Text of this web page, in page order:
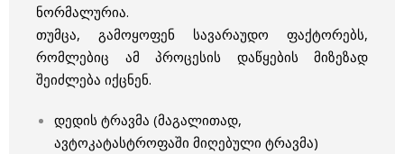
ნორმალურია.
თუმცა, გამოყოფენ სავარაუდო ფაქტორებს,
რომლებიც ამ პროცესის დაწყების მიზეზად
შეიძლება იქცნენ.
დედის ტრავმა (მაგალითად,
ავტოკატასტროფაში მიღებული ტრავმა)